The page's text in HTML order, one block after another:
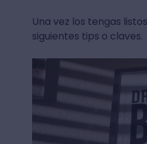
Una vez los tengas
siguientes tips o claves.